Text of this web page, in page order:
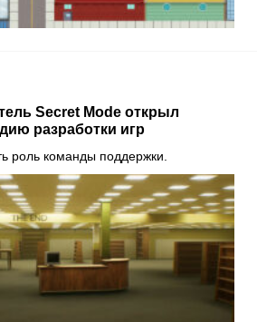
Secret Mode открыл
разработки игр
роль команды поддержки.